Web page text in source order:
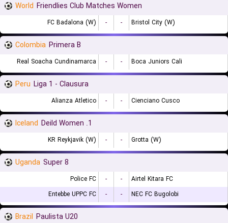
World Friendlies Club Matches Women
FC Badalona (W) - - Bristol City (W)
Colombia Primera B
Real Soacha Cundinamarca - - Boca Juniors Cali
Peru Liga 1 - Clausura
Alianza Atletico - - Cienciano Cusco
Iceland 1. Deild Women
KR Reykjavik (W) - - Grotta (W)
Uganda Super 8
Police FC - -
Airtel Kitara FC
Entebbe UPPC FC
- - NEC FC Bugolobi
Brazil Paulista U20